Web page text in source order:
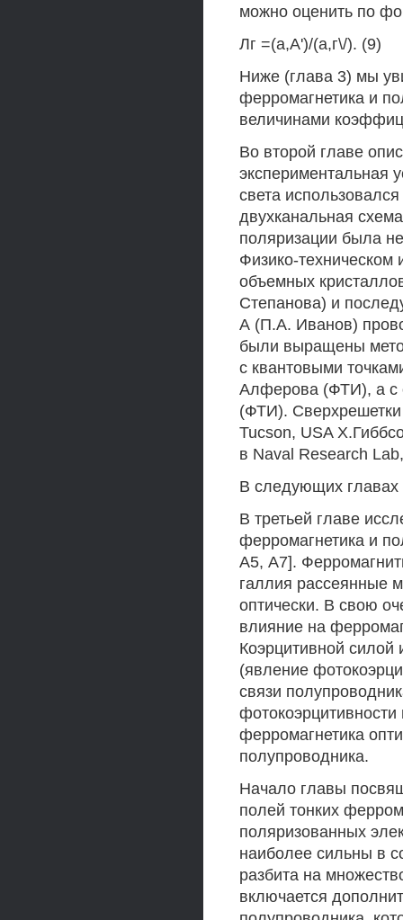
можно оценить по
Лг =(а,А')/(а,г\/). (9)
Ниже (глава 3) мы
ферромагнетика и
величинами
Во второй главе
экспериментальная
света
двухканальная
поляризации была
Физико-
объемных
Степанова) и
А (П.А. Иванов)
были выращены
с квантовыми
Алферова (ФТИ), а с
(ФТИ).
Tucson, USA
в Naval Research
В следующих главах
В третьей главе
ферромагнетика и
А5, А7].
галлия рассеянные
оптически. В свою
влияние на
Коэрцитивной силой
(явление
связи
ферромагнетика
полупроводника.
Начало главы
полей тонких
поляризованных
наиболее сильны в
разбита на
включается